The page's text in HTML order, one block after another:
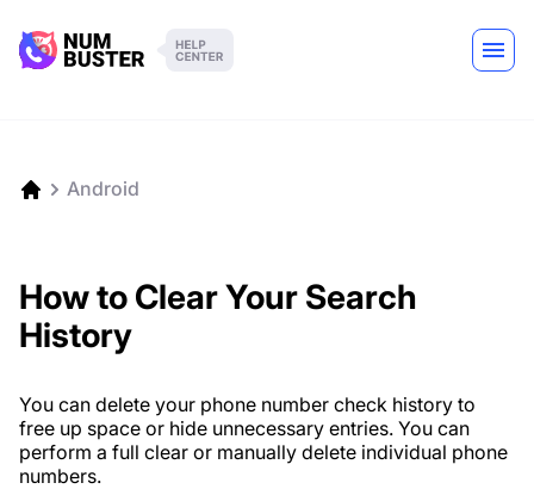
Android
How to Clear Your Search
History
You can delete your phone number check history to
free up space or hide unnecessary entries. You can
perform a full clear or manually delete individual phone
numbers.